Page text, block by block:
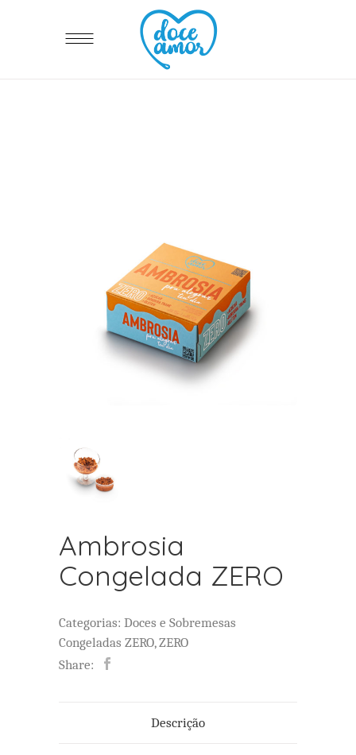
Ambrosia
Congelada ZERO
Categorias: Doces e Sobremesas
Congeladas ZERO, ZERO
Share:
Descrição